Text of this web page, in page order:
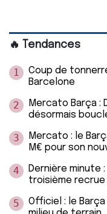
🔥 Tendances
1
Coup de
Barcelone
2
Mercato Barça :
désormais
3
Mercato : le
M€ pour son
4
Dernière minute
troisième recrue
5
Officiel : le